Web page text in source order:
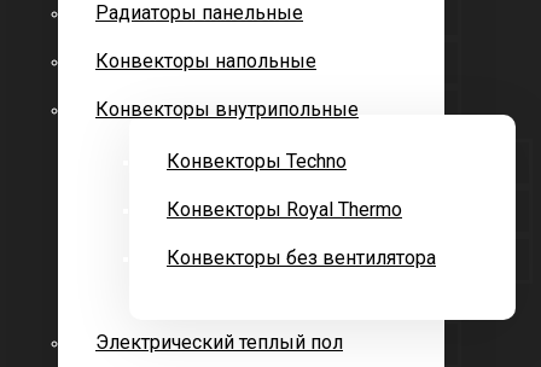
Радиаторы панельные
Конвекторы напольные
Конвекторы внутрипольные
Конвекторы Techno
Конвекторы Royal Thermo
Конвекторы без вентилятора
Электрический теплый пол